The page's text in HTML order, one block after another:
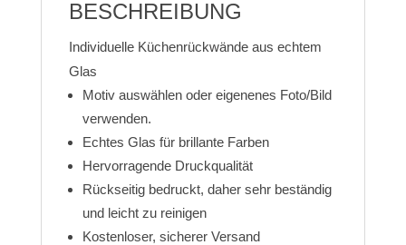
BESCHREIBUNG
Individuelle Küchenrückwände aus echtem
Glas
Motiv auswählen oder eigenenes Foto/Bild
verwenden.
Echtes Glas für brillante Farben
Hervorragende Druckqualität
Rückseitig bedruckt, daher sehr beständig
und leicht zu reinigen
Kostenloser, sicherer Versand